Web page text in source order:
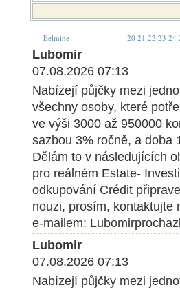
Eelmine 20 21 22 23 24
Lubomir
07.08.2026 07:13
Nabízejí půjčky mezi
všechny osoby, které
ve výši 3000 až 950000
sazbou 3% ročně, a doba
Dělám to v následujících
pro reálném Estate-
odkupování Crédit
nouzi, prosím, kontaktujte
e-mailem:
Lubomir
07.08.2026 07:13
Nabízejí půjčky mezi